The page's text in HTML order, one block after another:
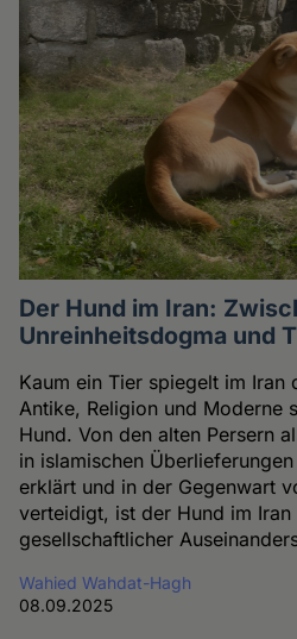
Der Hund im Iran:
Unreinheitsdogma und
Kaum ein Tier spiegelt im Iran
Antike, Religion und Moderne
Hund. Von den alten Persern
in islamischen
erklärt und in der Gegenwart
verteidigt, ist der Hund im
gesellschaftlicher
Wahied Wahdat-Hagh
08.09.2025